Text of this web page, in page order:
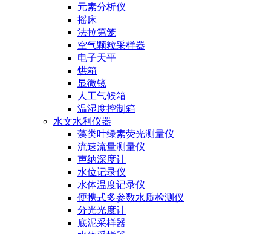
元素分析仪
摇床
法拉第笼
空气颗粒采样器
电子天平
烘箱
显微镜
人工气候箱
温湿度控制箱
水文水利仪器
藻类叶绿素荧光测量仪
流速流量测量仪
声纳深度计
水位记录仪
水体温度记录仪
便携式多参数水质检测仪
分光光度计
底泥采样器